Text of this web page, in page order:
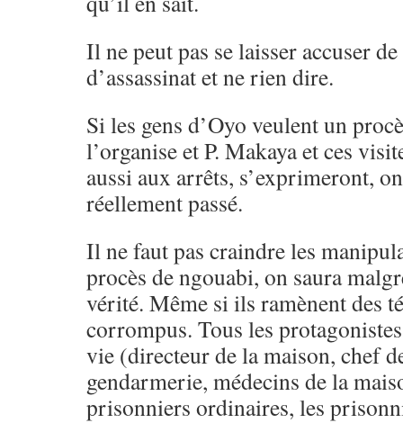
Il ne peut pas se laisser accuser
d’assassinat et ne rien dire.
Si les gens d’Oyo veulent un
l’organise et P. Makaya et ces
aussi aux arrêts, s’exprimeront,
réellement passé.
Il ne faut pas craindre les
procès de ngouabi, on saura
vérité. Même si ils ramènent des
corrompus. Tous les
vie (directeur de la maison, chef
gendarmerie, médecins de la
prisonniers ordinaires, les